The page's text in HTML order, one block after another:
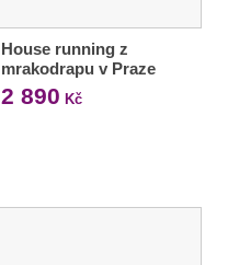
House running z
mrakodrapu v Praze
2 890 Kč